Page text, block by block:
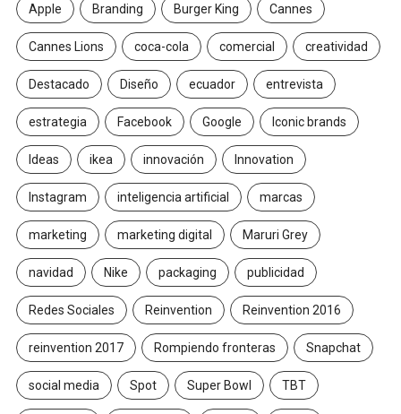
Apple Branding Burger King Cannes
Cannes Lions coca-cola comercial creatividad
Destacado Diseño ecuador entrevista
estrategia Facebook Google Iconic brands
Ideas ikea innovación Innovation
Instagram inteligencia artificial marcas
marketing marketing digital Maruri Grey
navidad Nike packaging publicidad
Redes Sociales Reinvention Reinvention 2016
reinvention 2017 Rompiendo fronteras Snapchat
social media Spot Super Bowl TBT